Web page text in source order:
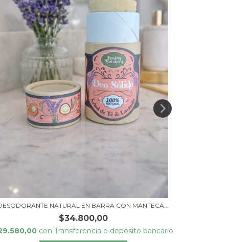
NATURAL EN BARRA CON MANTECA...
$34.800,00
con Transferencia o depósito bancario